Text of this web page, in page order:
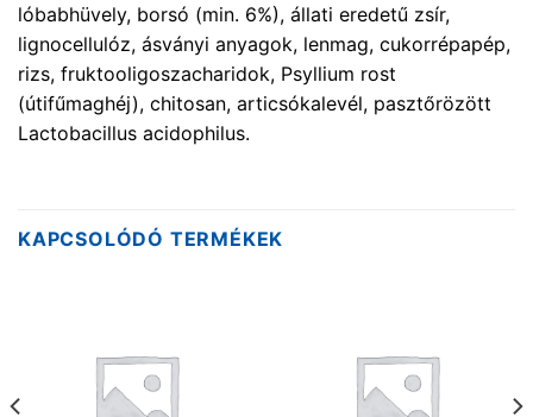
lóbabhüvely, borsó (min. 6%), állati eredetű zsír,
lignocellulóz, ásványi anyagok, lenmag, cukorrépapép,
rizs, fruktooligoszacharidok, Psyllium rost
(útifűmaghéj), chitosan, articsókalevél, pasztőrözött
Lactobacillus acidophilus.
KAPCSOLÓDÓ TERMÉKEK